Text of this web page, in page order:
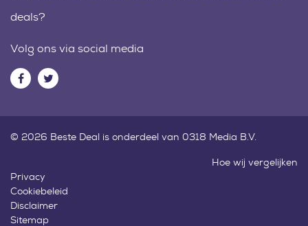
deals?
Volg ons via social media
© 2026 Beste Deal is onderdeel van 0318 Media B.V.
Hoe wij vergelijken
Privacy
Cookiebeleid
Disclaimer
Sitemap